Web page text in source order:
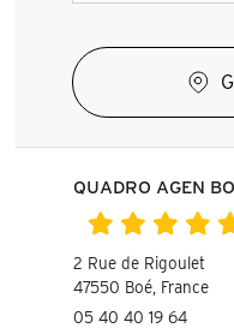
QUADRO AGEN
2 Rue de Rigoulet
47550 Boé, France
05 40 40 19 64